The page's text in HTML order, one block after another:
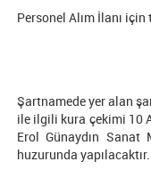
Personel Alım İlanı
Şartnamede yer alan
ile ilgili kura çekimi 10
Erol Günaydın Sanat
huzurunda yapılacaktır.